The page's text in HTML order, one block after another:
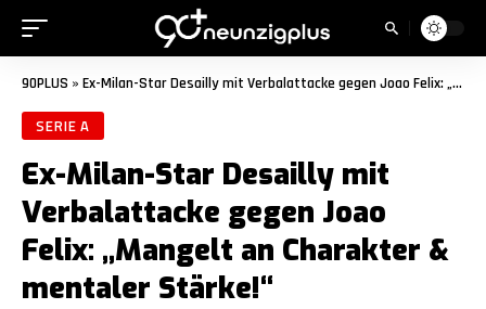
90PLUS » Ex-Milan-Star Desailly mit Verbalattacke gegen Joao Felix: „Mangelt an Charakter & mentaler Stärke!“
SERIE A
Ex-Milan-Star Desailly mit
Verbalattacke gegen Joao
Felix: „Mangelt an Charakter &
mentaler Stärke!“